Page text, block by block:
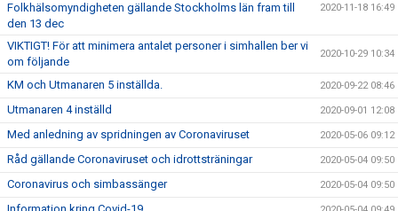
Folkhälsomyndigheten gällande Stockholms län fram till
den 13 dec
2020-11-18 16:49
VIKTIGT! För att minimera antalet personer i simhallen ber vi
om följande
2020-10-29 10:34
KM och Utmanaren 5 inställda. 2020-09-22 08:46
Utmanaren 4 inställd 2020-09-01 12:08
Med anledning av spridningen av Coronaviruset 2020-05-06 09:12
Råd gällande Coronaviruset och idrottsträningar 2020-05-04 09:50
Coronavirus och simbassänger 2020-05-04 09:50